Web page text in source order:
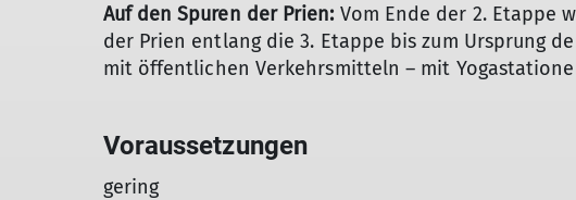
Auf den Spuren der Prien: Vom Ende der 2. Etappe
der Prien entlang die 3. Etappe bis zum Ursprung
mit öffentlichen Verkehrsmitteln – mit
Voraussetzungen
gering